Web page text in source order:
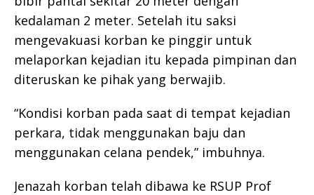
kedalaman 2 meter. Setelah itu saksi
mengevakuasi korban ke pinggir untuk
melaporkan kejadian itu kepada pimpinan dan
diteruskan ke pihak yang berwajib.
“Kondisi korban pada saat di tempat kejadian
perkara, tidak menggunakan baju dan
menggunakan celana pendek,” imbuhnya.
Jenazah korban telah dibawa ke RSUP Prof